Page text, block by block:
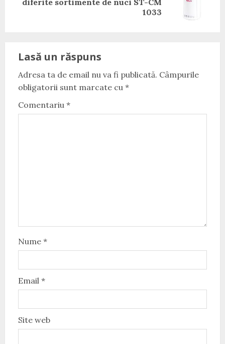
diferite sortimente de nuci ST-CM
1033
Lasă un răspuns
Adresa ta de email nu va fi publicată. Câmpurile
obligatorii sunt marcate cu *
Comentariu *
Nume *
Email *
Site web